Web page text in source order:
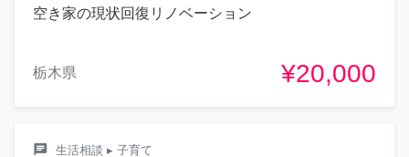
空き家の現状回復リノベーション
栃木県 ¥20,000
chat 生活相談 ▸ 子育て